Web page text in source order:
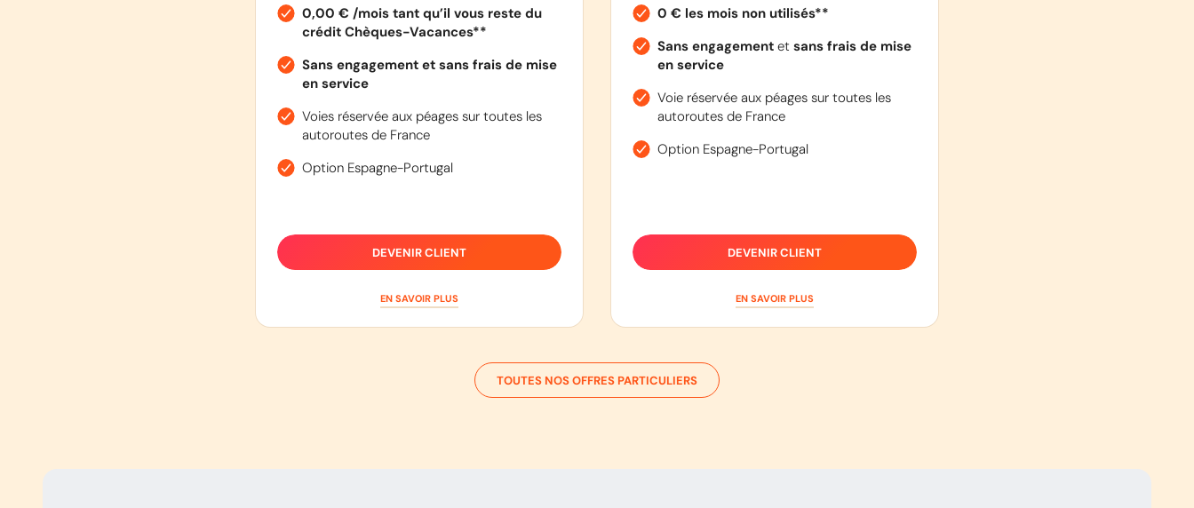
0,00 € /mois tant qu’il vous reste du
crédit Chèques-Vacances**
Sans engagement et sans frais de mise
en service
Voies réservée aux péages sur toutes les
autoroutes de France
Option Espagne-Portugal
DEVENIR CLIENT
EN SAVOIR PLUS
0 € les mois non utilisés**
Sans engagementet sans frais de mise
en service
Voie réservée aux péages sur toutes les
autoroutes de France
Option Espagne-Portugal
DEVENIR CLIENT
EN SAVOIR PLUS
TOUTES NOS OFFRES PARTICULIERS